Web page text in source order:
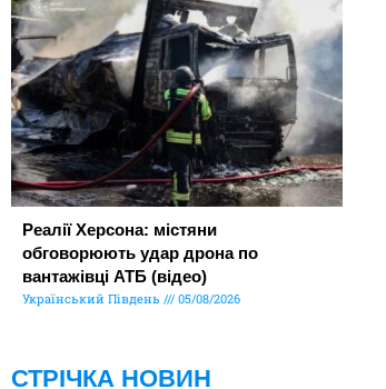
Реалії Херсона: містяни
обговорюють удар дрона по
вантажівці АТБ (відео)
Український Південь 05/08/2026
СТРІЧКА НОВИН